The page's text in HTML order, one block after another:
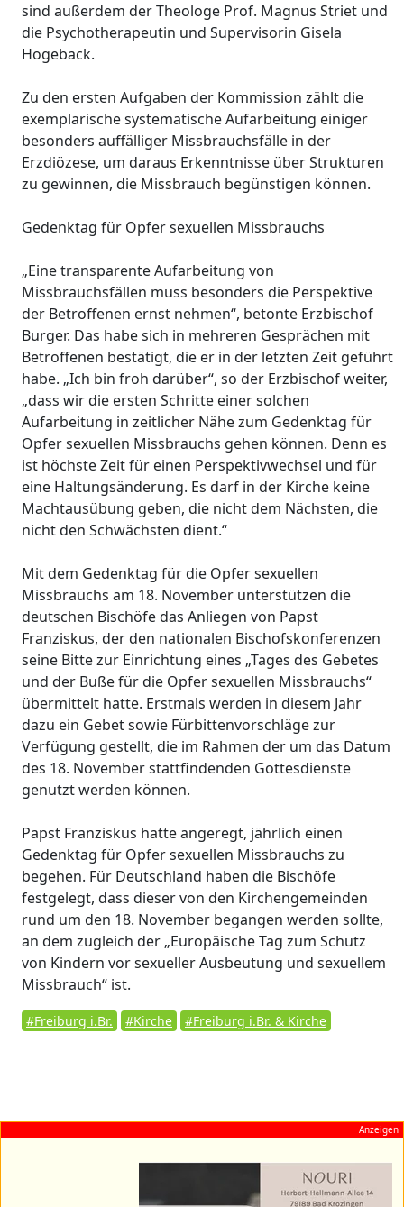
sind außerdem der Theologe Prof. Magnus Striet und
die Psychotherapeutin und Supervisorin Gisela
Hogeback.
Zu den ersten Aufgaben der Kommission zählt die
exemplarische systematische Aufarbeitung einiger
besonders auffälliger Missbrauchsfälle in der
Erzdiözese, um daraus Erkenntnisse über Strukturen
zu gewinnen, die Missbrauch begünstigen können.
Gedenktag für Opfer sexuellen Missbrauchs
„Eine transparente Aufarbeitung von
Missbrauchsfällen muss besonders die Perspektive
der Betroffenen ernst nehmen“, betonte Erzbischof
Burger. Das habe sich in mehreren Gesprächen mit
Betroffenen bestätigt, die er in der letzten Zeit geführt
habe. „Ich bin froh darüber“, so der Erzbischof weiter,
„dass wir die ersten Schritte einer solchen
Aufarbeitung in zeitlicher Nähe zum Gedenktag für
Opfer sexuellen Missbrauchs gehen können. Denn es
ist höchste Zeit für einen Perspektivwechsel und für
eine Haltungsänderung. Es darf in der Kirche keine
Machtausübung geben, die nicht dem Nächsten, die
nicht den Schwächsten dient.“
Mit dem Gedenktag für die Opfer sexuellen
Missbrauchs am 18. November unterstützen die
deutschen Bischöfe das Anliegen von Papst
Franziskus, der den nationalen Bischofskonferenzen
seine Bitte zur Einrichtung eines „Tages des Gebetes
und der Buße für die Opfer sexuellen Missbrauchs“
übermittelt hatte. Erstmals werden in diesem Jahr
dazu ein Gebet sowie Fürbittenvorschläge zur
Verfügung gestellt, die im Rahmen der um das Datum
des 18. November stattfindenden Gottesdienste
genutzt werden können.
Papst Franziskus hatte angeregt, jährlich einen
Gedenktag für Opfer sexuellen Missbrauchs zu
begehen. Für Deutschland haben die Bischöfe
festgelegt, dass dieser von den Kirchengemeinden
rund um den 18. November begangen werden sollte,
an dem zugleich der „Europäische Tag zum Schutz
von Kindern vor sexueller Ausbeutung und sexuellem
Missbrauch“ ist.
#Freiburg i.Br. #Kirche #Freiburg i.Br. & Kirche
Anzeigen